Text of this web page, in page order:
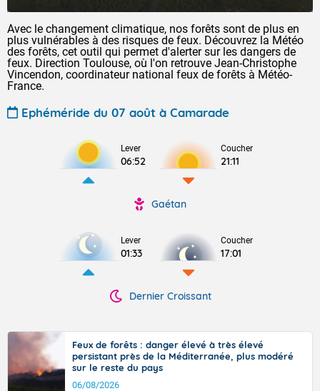
Avec le changement climatique, nos forêts sont de plus en
plus vulnérables à des risques de feux. Découvrez la Météo
des forêts, cet outil qui permet d'alerter sur les dangers de
feux. Direction Toulouse, où l'on retrouve Jean-Christophe
Vincendon, coordinateur national feux de forêts à Météo-
France.
Ephéméride du 07 août à Camarade
Lever
06:52
Coucher
21:11
Gaétan
Lever
01:33
Coucher
17:01
Dernier Croissant
Feux de forêts : danger élevé à très élevé
persistant près de la Méditerranée, plus modéré
sur le reste du pays
06/08/2026